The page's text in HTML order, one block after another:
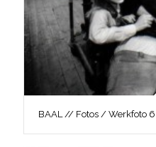
BAAL // Fotos / Werkfoto 6